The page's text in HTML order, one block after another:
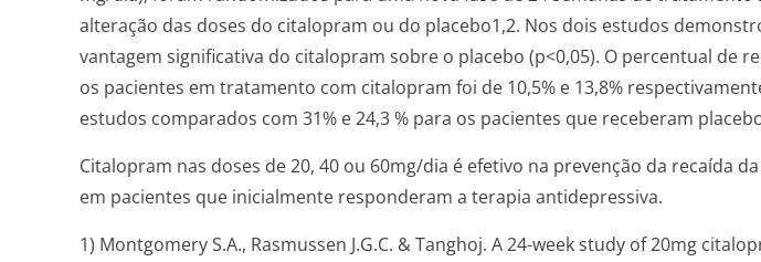
alteração das doses do citalopram ou do placebo1,2. Nos dois estudos
vantagem significativa do citalopram sobre o placebo (p<0,05). O percentual de
os pacientes em tratamento com citalopram foi de 10,5% e 13,8%
estudos comparados com 31% e 24,3 % para os pacientes que receberam
Citalopram nas doses de 20, 40 ou 60mg/dia é efetivo na prevenção da recaída
em pacientes que inicialmente responderam a terapia antidepressiva.
1) Montgomery S.A., Rasmussen J.G.C. & Tanghoj. A 24-week study of 20mg